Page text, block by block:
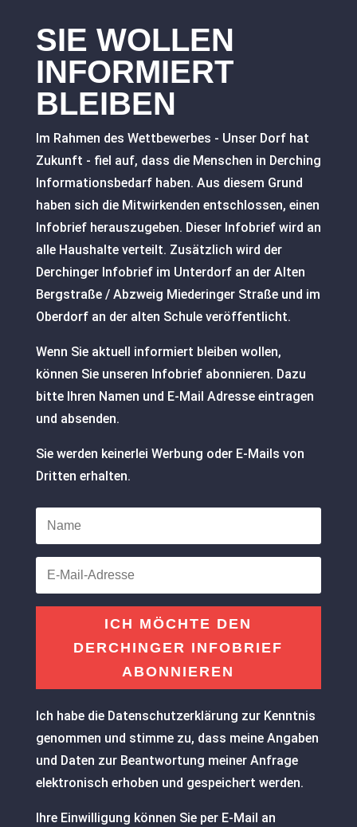
SIE WOLLEN
INFORMIERT
BLEIBEN
Im Rahmen des Wettbewerbes - Unser Dorf hat
Zukunft - fiel auf, dass die Menschen in Derching
Informationsbedarf haben. Aus diesem Grund
haben sich die Mitwirkenden entschlossen, einen
Infobrief herauszugeben. Dieser Infobrief wird an
alle Haushalte verteilt. Zusätzlich wird der
Derchinger Infobrief im Unterdorf an der Alten
Bergstraße / Abzweig Miederinger Straße und im
Oberdorf an der alten Schule veröffentlicht.
Wenn Sie aktuell informiert bleiben wollen,
können Sie unseren Infobrief abonnieren. Dazu
bitte Ihren Namen und E-Mail Adresse eintragen
und absenden.
Sie werden keinerlei Werbung oder E-Mails von
Dritten erhalten.
ICH MÖCHTE DEN
DERCHINGER INFOBRIEF
ABONNIEREN
Ich habe die Datenschutzerklärung zur Kenntnis
genommen und stimme zu, dass meine Angaben
und Daten zur Beantwortung meiner Anfrage
elektronisch erhoben und gespeichert werden.
Ihre Einwilligung können Sie per E-Mail an